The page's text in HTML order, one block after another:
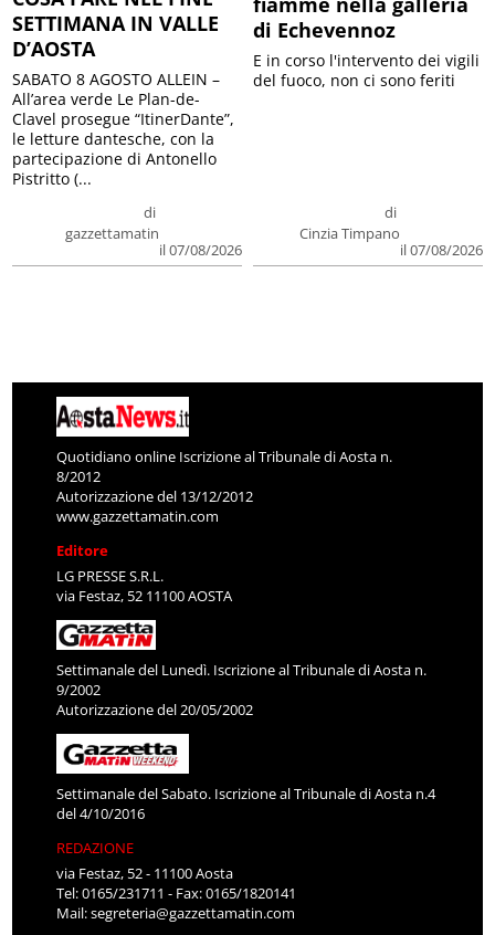
SETTIMANA IN VALLE
D’AOSTA
di
gazzettamatin
il 07/08/2026
SABATO 8 AGOSTO ALLEIN –
All’area verde Le Plan-de-
Clavel prosegue “ItinerDante”,
le letture dantesche, con la
partecipazione di Antonello
Pistritto (...
di Echevennoz
di
Cinzia Timpano
il 07/08/2026
E in corso l'intervento dei vigili
del fuoco, non ci sono feriti
Quotidiano online Iscrizione al Tribunale di Aosta n.
8/2012
Autorizzazione del 13/12/2012
www.gazzettamatin.com
Editore
LG PRESSE S.R.L.
via Festaz, 52 11100 AOSTA
Settimanale del Lunedì. Iscrizione al Tribunale di Aosta n.
9/2002
Autorizzazione del 20/05/2002
Settimanale del Sabato. Iscrizione al Tribunale di Aosta n.4
del 4/10/2016
REDAZIONE
via Festaz, 52 - 11100 Aosta
Tel: 0165/231711 - Fax: 0165/1820141
Mail:segreteria@gazzettamatin.com